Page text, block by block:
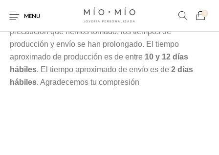
MENU
0
Cada pieza es elaborada en nuestra taller especialmente
para tí, debido a la contingencia y a las medidas de
precaución que hemos tomado, los tiempos de
producción y envío se han prolongado. El tiempo
aproximado de producción es de entre 10 y 12 días
hábiles. El tiempo aproximado de envío es de2 días
hábiles. Agradecemos tu compresión